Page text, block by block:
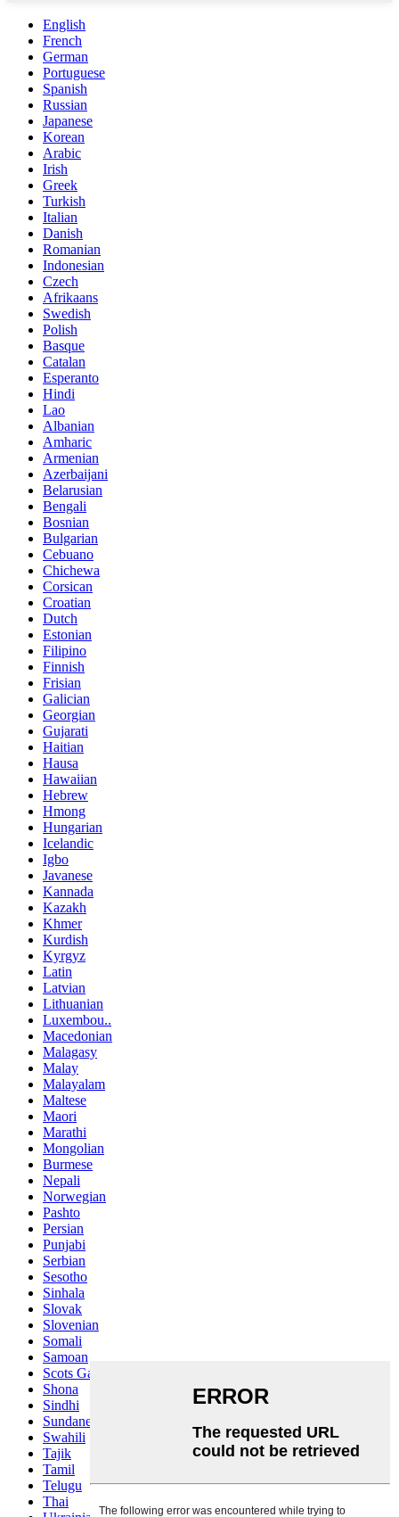
English
French
German
Portuguese
Spanish
Russian
Japanese
Korean
Arabic
Irish
Greek
Turkish
Italian
Danish
Romanian
Indonesian
Czech
Afrikaans
Swedish
Polish
Basque
Catalan
Esperanto
Hindi
Lao
Albanian
Amharic
Armenian
Azerbaijani
Belarusian
Bengali
Bosnian
Bulgarian
Cebuano
Chichewa
Corsican
Croatian
Dutch
Estonian
Filipino
Finnish
Frisian
Galician
Georgian
Gujarati
Haitian
Hausa
Hawaiian
Hebrew
Hmong
Hungarian
Icelandic
Igbo
Javanese
Kannada
Kazakh
Khmer
Kurdish
Kyrgyz
Latin
Latvian
Lithuanian
Luxembou..
Macedonian
Malagasy
Malay
Malayalam
Maltese
Maori
Marathi
Mongolian
Burmese
Nepali
Norwegian
Pashto
Persian
Punjabi
Serbian
Sesotho
Sinhala
Slovak
Slovenian
Somali
Samoan
Scots Gaelic
Shona
Sindhi
Sundanese
Swahili
Tajik
Tamil
Telugu
Thai